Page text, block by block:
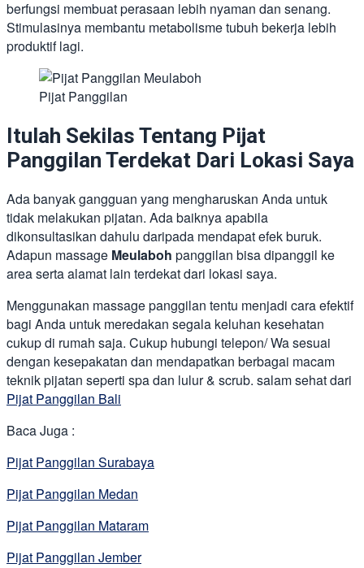
berfungsi membuat perasaan lebih nyaman dan senang.
Stimulasinya membantu metabolisme tubuh bekerja lebih
produktif lagi.
Pijat Panggilan
Itulah Sekilas Tentang Pijat
Panggilan Terdekat Dari Lokasi Saya
Ada banyak gangguan yang mengharuskan Anda untuk
tidak melakukan pijatan. Ada baiknya apabila
dikonsultasikan dahulu daripada mendapat efek buruk.
Adapun massage Meulaboh panggilan bisa dipanggil ke
area serta alamat lain terdekat dari lokasi saya.
Menggunakan massage panggilan tentu menjadi cara efektif
bagi Anda untuk meredakan segala keluhan kesehatan
cukup di rumah saja. Cukup hubungi telepon/ Wa sesuai
dengan kesepakatan dan mendapatkan berbagai macam
teknik pijatan seperti spa dan lulur & scrub. salam sehat dari
Pijat Panggilan Bali
Baca Juga :
Pijat Panggilan Surabaya
Pijat Panggilan Medan
Pijat Panggilan Mataram
Pijat Panggilan Jember